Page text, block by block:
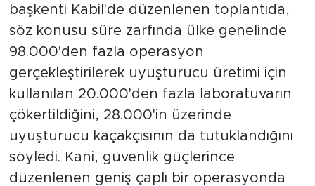
başkenti Kabil'de düzenlenen toplantıda,
söz konusu süre zarfında ülke genelinde
98.000'den fazla operasyon
gerçekleştirilerek uyuşturucu üretimi için
kullanılan 20.000'den fazla laboratuvarın
çökertildiğini, 28.000'in üzerinde
uyuşturucu kaçakçısının da tutuklandığını
söyledi. Kani, güvenlik güçlerince
düzenlenen geniş çaplı bir operasyonda